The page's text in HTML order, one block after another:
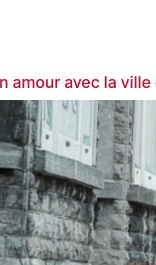
amour avec la